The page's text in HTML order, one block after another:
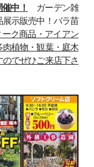
中！
ガーデン雑
示販売中！バラ苗
ク商品・アイアン
植物・観葉・庭木
でぜひご来店下さ